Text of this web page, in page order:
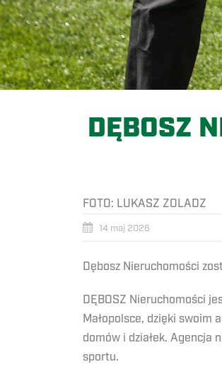
DĘBOSZ
FOTO: LUKASZ ZOLADZ
14 maj 2026
Dębosz Nieruchomości
DĘBOSZ Nieruchomości
Małopolsce, dzięki swoim
domów i działek. Agencja
sportu.